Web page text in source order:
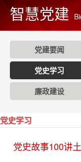
智慧党建
党建要闻
党史学习
廉政建设
党史学习
党史故事100讲